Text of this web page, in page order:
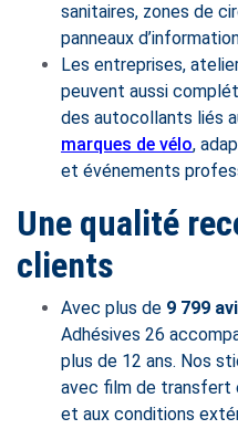
sanitaires, zones de
panneaux
Les entreprises,
peuvent aussi
des autocollants liés
marques de vélo,
et événements
Une qualité
clients
Avec plus de 9 799
Adhésives 26
plus de 12 ans. Nos
avec film de transfert
et aux conditions